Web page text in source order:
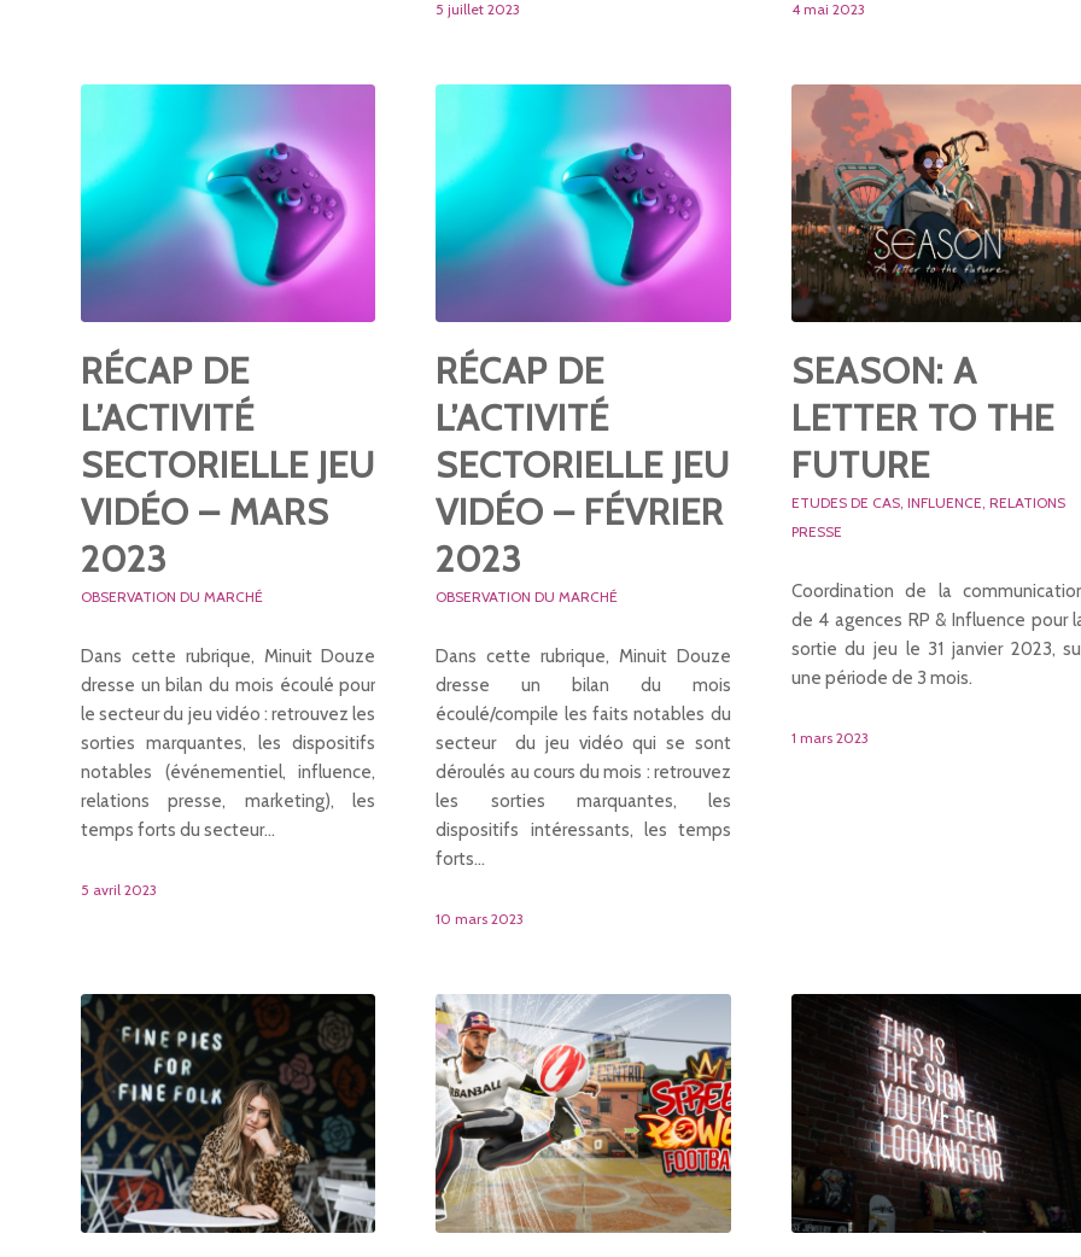
5 juillet 2023 4 mai 2023
RÉCAP DE
L’ACTIVITÉ
SECTORIELLE JEU
VIDÉO – MARS
2023
OBSERVATION DU MARCHÉ
Dans cette rubrique, Minuit Douze
dresse un bilan du mois écoulé pour
le secteur du jeu vidéo : retrouvez les
sorties marquantes, les dispositifs
notables (événementiel, influence,
relations presse, marketing), les
temps forts du secteur…
5 avril 2023
RÉCAP DE
L’ACTIVITÉ
SECTORIELLE JEU
VIDÉO – FÉVRIER
2023
OBSERVATION DU MARCHÉ
Dans cette rubrique, Minuit Douze
dresse un bilan du mois
écoulé/compile les faits notables du
secteur du jeu vidéo qui se sont
déroulés au cours du mois : retrouvez
les sorties marquantes, les
dispositifs intéressants, les temps
forts…
10 mars 2023
SEASON: A
LETTER TO THE
FUTURE
ETUDES DE CAS, INFLUENCE, RELATIONS
PRESSE
Coordination de la
de 4 agences RP & Influence pour
sortie du jeu le 31 janvier 2023,
une période de 3 mois.
1 mars 2023